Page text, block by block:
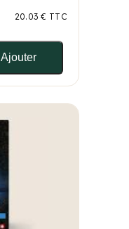
20.03 € TTC
Ajouter